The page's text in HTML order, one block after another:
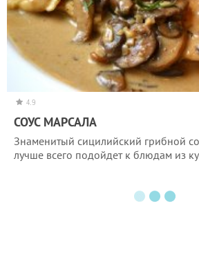
4.9
СОУС МАРСАЛА
Знаменитый сицилийский грибной
лучше всего подойдет к блюдам из